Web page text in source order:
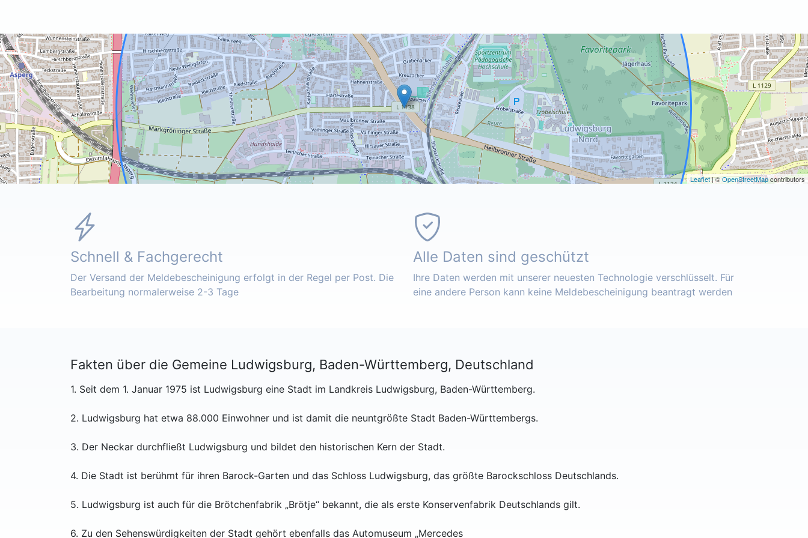
Leaflet| ©OpenStreetMapcontributors
Schnell & Fachgerecht
Der Versand der Meldebescheinigung erfolgt in der Regel per Post. Die
Bearbeitung normalerweise 2-3 Tage
Alle Daten sind geschützt
Ihre Daten werden mit unserer neuesten Technologie verschlüsselt. Für
eine andere Person kann keine Meldebescheinigung beantragt werden
Fakten über die Gemeine Ludwigsburg, Baden-Württemberg, Deutschland
1. Seit dem 1. Januar 1975 ist Ludwigsburg eine Stadt im Landkreis Ludwigsburg, Baden-Württemberg.
2. Ludwigsburg hat etwa 88.000 Einwohner und ist damit die neuntgrößte Stadt Baden-Württembergs.
3. Der Neckar durchfließt Ludwigsburg und bildet den historischen Kern der Stadt.
4. Die Stadt ist berühmt für ihren Barock-Garten und das Schloss Ludwigsburg, das größte Barockschloss Deutschlands.
5. Ludwigsburg ist auch für die Brötchenfabrik „Brötje“ bekannt, die als erste Konservenfabrik Deutschlands gilt.
6. Zu den Sehenswürdigkeiten der Stadt gehört ebenfalls das Automuseum „Mercedes